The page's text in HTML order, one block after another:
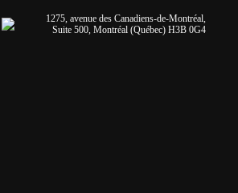
1275, avenue des Canadiens-de-Montréal,
Suite 500, Montréal (Québec) H3B 0G4